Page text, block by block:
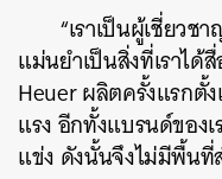
“เราเป็นผู้เชี่ยว
แม่นยำเป็นสิ่งที่เราได้
Heuer ผลิตครั้งแรกตั้
แรง อีกทั้งแบรนด์ของ
แข่ง ดังนั้นจึงไม่มีพื้น